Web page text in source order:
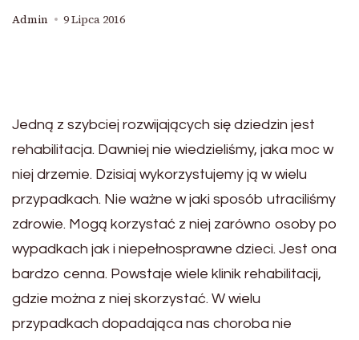
Admin 9 Lipca 2016
Jedną z szybciej rozwijających się dziedzin jest
rehabilitacja. Dawniej nie wiedzieliśmy, jaka moc w
niej drzemie. Dzisiaj wykorzystujemy ją w wielu
przypadkach. Nie ważne w jaki sposób utraciliśmy
zdrowie. Mogą korzystać z niej zarówno osoby po
wypadkach jak i niepełnosprawne dzieci. Jest ona
bardzo cenna. Powstaje wiele klinik rehabilitacji,
gdzie można z niej skorzystać. W wielu
przypadkach dopadająca nas choroba nie